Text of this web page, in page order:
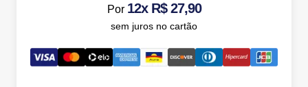
Por 12x R$ 27,90
sem juros no cartão